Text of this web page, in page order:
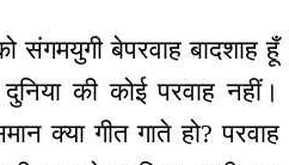
संगमयुगी बेपरवाह बादशाह हूँ
की कोई परवाह नहीं।
क्या गीत गाते हो? परवाह